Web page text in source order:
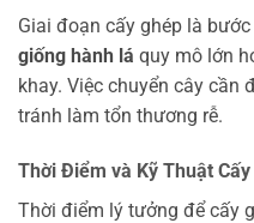
Giai đoạn cấy ghép là
giống hành lá quy mô lớn
khay. Việc chuyển cây cần
tránh làm tổn thương rễ.
Thời Điểm và Kỹ Thuật
Thời điểm lý tưởng để cấy